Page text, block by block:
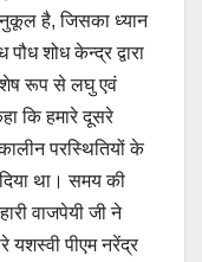
है, जिसका ध्यान
शोध केन्द्र द्वारा
रूप से लघु एवं
कि हमारे दूसरे
परस्थितियों के
था। समय की
वाजपेयी जी ने
यशस्वी पीएम नरेंद्र